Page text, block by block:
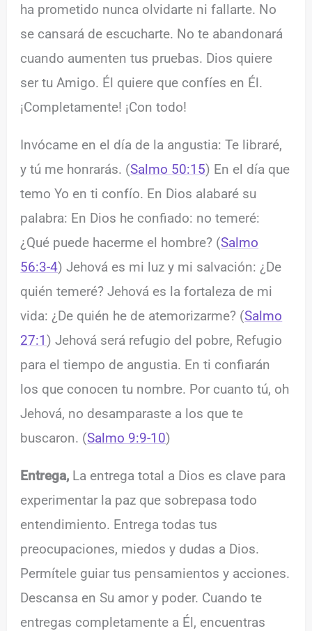
ha prometido nunca olvidarte ni fallarte. No
se cansará de escucharte. No te abandonará
cuando aumenten tus pruebas. Dios quiere
ser tu Amigo. Él quiere que confíes en Él.
¡Completamente! ¡Con todo!
Invócame en el día de la angustia: Te libraré,
y tú me honrarás. (Salmo 50:15) En el día que
temo Yo en ti confío. En Dios alabaré su
palabra: En Dios he confiado: no temeré:
¿Qué puede hacerme el hombre? (Salmo
56:3-4) Jehová es mi luz y mi salvación: ¿De
quién temeré? Jehová es la fortaleza de mi
vida: ¿De quién he de atemorizarme? (Salmo
27:1) Jehová será refugio del pobre, Refugio
para el tiempo de angustia. En ti confiarán
los que conocen tu nombre. Por cuanto tú, oh
Jehová, no desamparaste a los que te
buscaron. (Salmo 9:9-10)
Entrega, La entrega total a Dios es clave para
experimentar la paz que sobrepasa todo
entendimiento. Entrega todas tus
preocupaciones, miedos y dudas a Dios.
Permítele guiar tus pensamientos y acciones.
Descansa en Su amor y poder. Cuando te
entregas completamente a Él, encuentras